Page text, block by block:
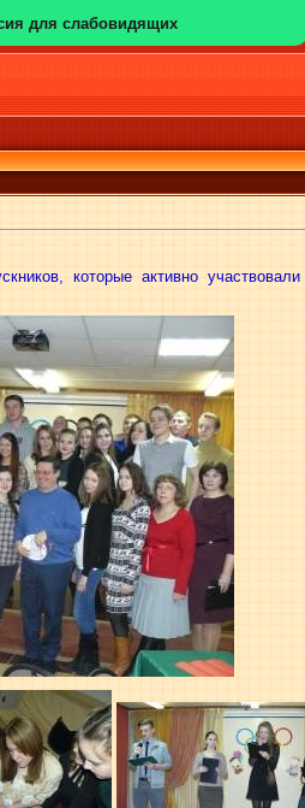
для слабовидящих
которые активно участвовали